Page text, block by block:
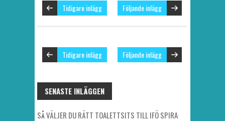
Tidigare inlägg Följande inlägg
Tidigare inlägg Följande inlägg
SENASTE INLÄGGEN
SÅ VÄLJER DU RÄTT TOALETTSITS TILL IFÖ SPIRA